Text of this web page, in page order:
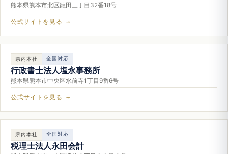
熊本県熊本市北区龍田三丁目32番18号
公式サイトを見る →
県内本社 全国対応
行政書士法人塩永事務所
熊本県熊本市中央区水前寺1丁目9番6号
公式サイトを見る →
県内本社 全国対応
税理士法人永田会計